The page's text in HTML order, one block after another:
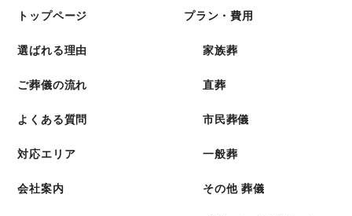
トップページ
選ばれる理由
ご葬儀の流れ
よくある質問
対応エリア
会社案内
プラン・費用
家族葬
直葬
市民葬儀
一般葬
その他 葬儀